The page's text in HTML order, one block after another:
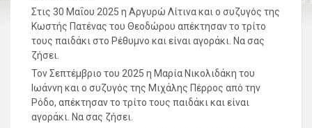
Στις 30 Μαΐου 2025 η Αργυρώ Λίτινα και ο συζυγός της
Κωστής Πατένας του Θεοδώρου απέκτησαν το τρίτο
τους παιδάκι στο Ρέθυμνο και είναι αγοράκι. Να σας
ζήσει.
Τον Σεπτέμβριο του 2025 η Μαρία Νικολιδάκη του
Ιωάννη και ο συζυγός της Μιχάλης Πέρρος από την
Ρόδο, απέκτησαν το τρίτο τους παιδάκι και είναι
αγοράκι. Να σας ζήσει.